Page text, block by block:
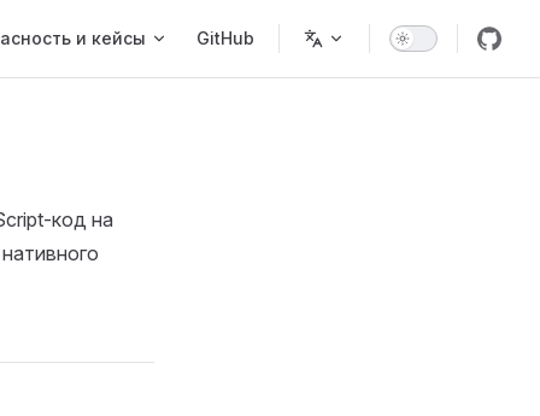
и кейсы GitHub
код на